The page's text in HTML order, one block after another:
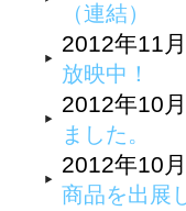
（連結）
2012年11
放映中！
2012年10
ました。
2012年10
商品を出展